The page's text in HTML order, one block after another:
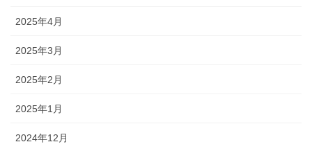
2025年4月
2025年3月
2025年2月
2025年1月
2024年12月